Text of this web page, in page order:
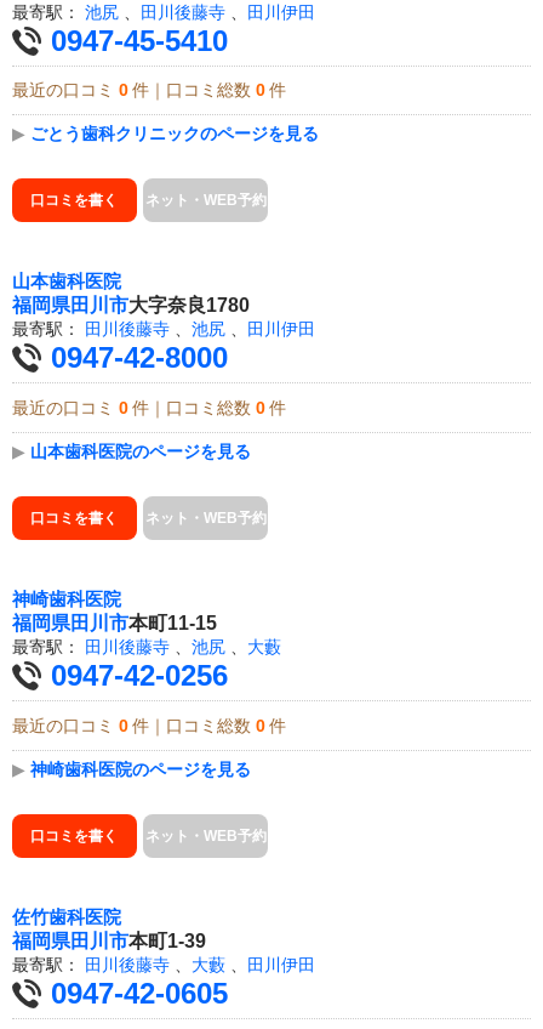
最寄駅： 池尻 田川後藤寺 田川伊田
0947-45-5410
最近の口コミ 0 件｜口コミ総数 0 件
▶ ごとう歯科クリニックのページを見る
口コミを書く ネット・WEB予約
山本歯科医院
福岡県田川市大字奈良1780
最寄駅： 田川後藤寺 、 池尻 、 田川伊田
0947-42-8000
最近の口コミ 0 件｜口コミ総数 0 件
▶ 山本歯科医院のページを見る
口コミを書く ネット・WEB予約
神崎歯科医院
福岡県田川市本町11-15
最寄駅： 田川後藤寺 池尻 大藪
0947-42-0256
最近の口コミ 0 件｜口コミ総数 0 件
▶ 神崎歯科医院のページを見る
口コミを書く ネット・WEB予約
佐竹歯科医院
福岡県田川市本町1-39
最寄駅： 田川後藤寺 大藪 田川伊田
0947-42-0605